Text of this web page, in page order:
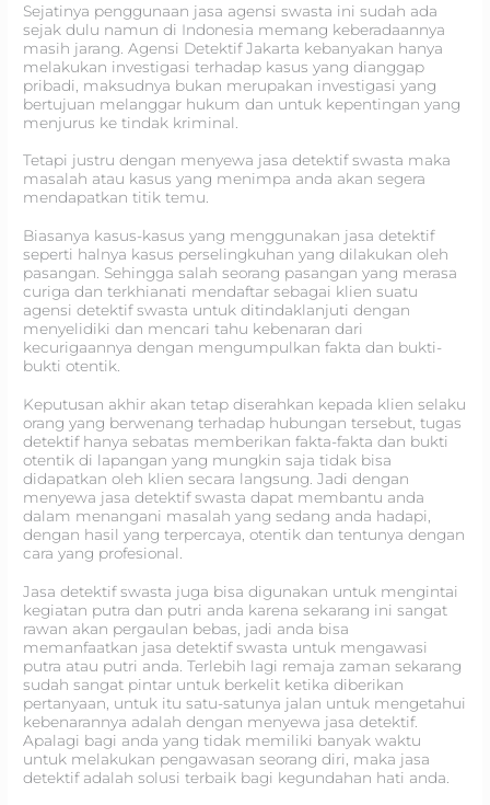
Sejatinya penggunaan jasa agensi swasta ini sudah ada
sejak dulu namun di Indonesia memang keberadaannya
masih jarang. Agensi Detektif Jakarta kebanyakan hanya
melakukan investigasi terhadap kasus yang dianggap
pribadi, maksudnya bukan merupakan investigasi yang
bertujuan melanggar hukum dan untuk kepentingan yang
menjurus ke tindak kriminal.
Tetapi justru dengan menyewa jasa detektif swasta maka
masalah atau kasus yang menimpa anda akan segera
mendapatkan titik temu.
Biasanya kasus-kasus yang menggunakan jasa detektif
seperti halnya kasus perselingkuhan yang dilakukan oleh
pasangan. Sehingga salah seorang pasangan yang merasa
curiga dan terkhianati mendaftar sebagai klien suatu
agensi detektif swasta untuk ditindaklanjuti dengan
menyelidiki dan mencari tahu kebenaran dari
kecurigaannya dengan mengumpulkan fakta dan bukti-
bukti otentik.
Keputusan akhir akan tetap diserahkan kepada klien selaku
orang yang berwenang terhadap hubungan tersebut, tugas
detektif hanya sebatas memberikan fakta-fakta dan bukti
otentik di lapangan yang mungkin saja tidak bisa
didapatkan oleh klien secara langsung. Jadi dengan
menyewa jasa detektif swasta dapat membantu anda
dalam menangani masalah yang sedang anda hadapi,
dengan hasil yang terpercaya, otentik dan tentunya dengan
cara yang profesional.
Jasa detektif swasta juga bisa digunakan untuk mengintai
kegiatan putra dan putri anda karena sekarang ini sangat
rawan akan pergaulan bebas, jadi anda bisa
memanfaatkan jasa detektif swasta untuk mengawasi
putra atau putri anda. Terlebih lagi remaja zaman sekarang
sudah sangat pintar untuk berkelit ketika diberikan
pertanyaan, untuk itu satu-satunya jalan untuk mengetahui
kebenarannya adalah dengan menyewa jasa detektif.
Apalagi bagi anda yang tidak memiliki banyak waktu
untuk melakukan pengawasan seorang diri, maka jasa
detektif adalah solusi terbaik bagi kegundahan hati anda.